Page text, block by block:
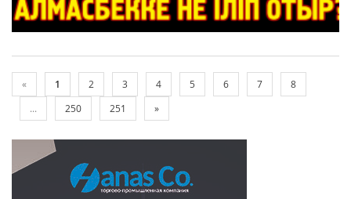
« 1 2 3 4 5 6 7
8
...
250 251 »